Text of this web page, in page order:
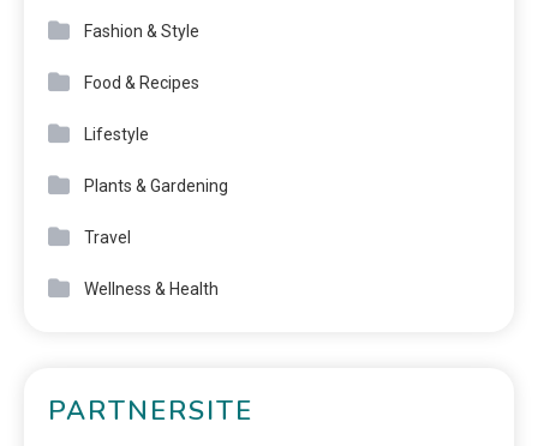
Fashion & Style
Food & Recipes
Lifestyle
Plants & Gardening
Travel
Wellness & Health
PARTNERSITE